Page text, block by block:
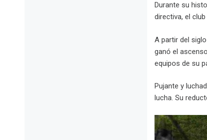
Durante su
directiva, el
A partir del
ganó el
equipos de su
Pujante y
lucha. Su